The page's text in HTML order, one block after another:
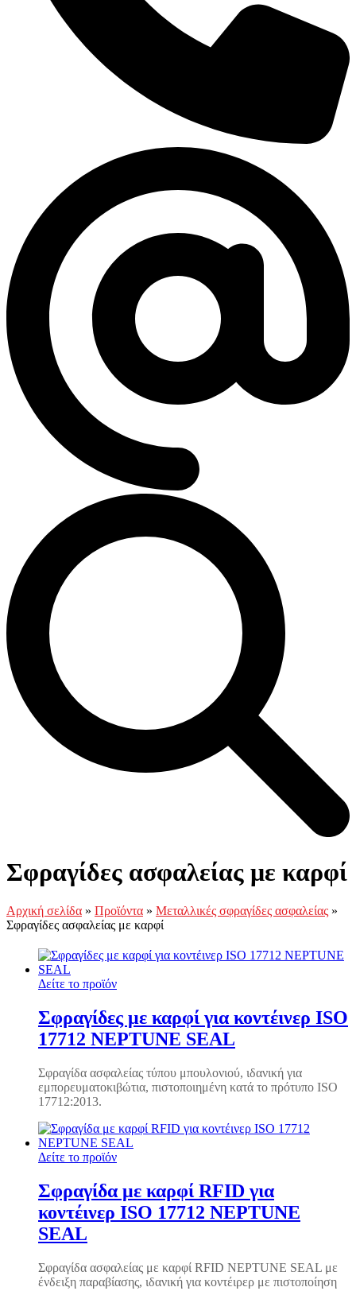
mobile
menu
mobile
menu
Σφραγίδες ασφαλείας με καρφί
Αρχική σελίδα » Προϊόντα » Μεταλλικές σφραγίδες ασφαλείας »
Σφραγίδες ασφαλείας με καρφί
Δείτε το προϊόν
Σφραγίδες με καρφί για κοντέινερ ISO
17712 NEPTUNE SEAL
Σφραγίδα ασφαλείας τύπου μπουλονιού, ιδανική για
εμπορευματοκιβώτια, πιστοποιημένη κατά το πρότυπο ISO
17712:2013.
Δείτε το προϊόν
Σφραγίδα με καρφί RFID για
κοντέινερ ISO 17712 NEPTUNE
SEAL
Σφραγίδα ασφαλείας με καρφί RFID NEPTUNE SEAL με
ένδειξη παραβίασης, ιδανική για κοντέιρερ με πιστοποίηση